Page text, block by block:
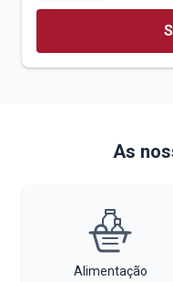
As
Alimentação